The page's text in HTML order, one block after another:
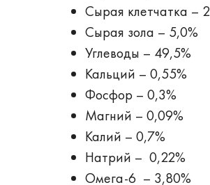
Сырая клетчатка –
Сырая зола – 5,0%
Углеводы – 49,5%
Кальций – 0,55%
Фосфор – 0,3%
Магний – 0,09%
Калий – 0,7%
Натрий – 0,22%
Омега-6 – 3,80%